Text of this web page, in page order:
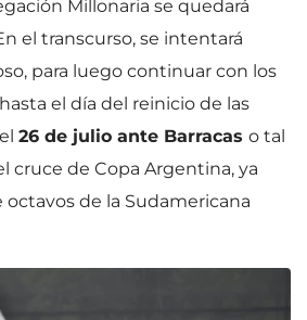
Millonaria se quedará
el transcurso, se intentará
para luego continuar con los
el día del reinicio de las
26 de julio ante Barracas o tal
cruce de Copa Argentina, ya
de la Sudamericana